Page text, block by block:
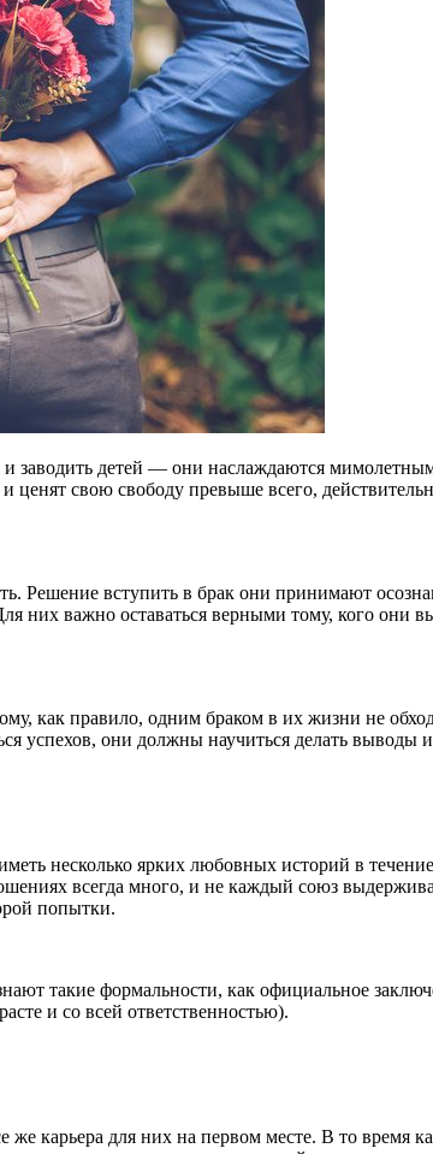
заводить детей — они наслаждаются
ценят свою свободу превыше всего,
Решение вступить в брак они принимают
них важно оставаться верными тому, кого они
как правило, одним браком в их жизни не
успехов, они должны научиться делать выводы
несколько ярких любовных историй в
всегда много, и не каждый союз
попытки.
такие формальности, как официальное
и со всей ответственностью).
карьера для них на первом месте. В то время